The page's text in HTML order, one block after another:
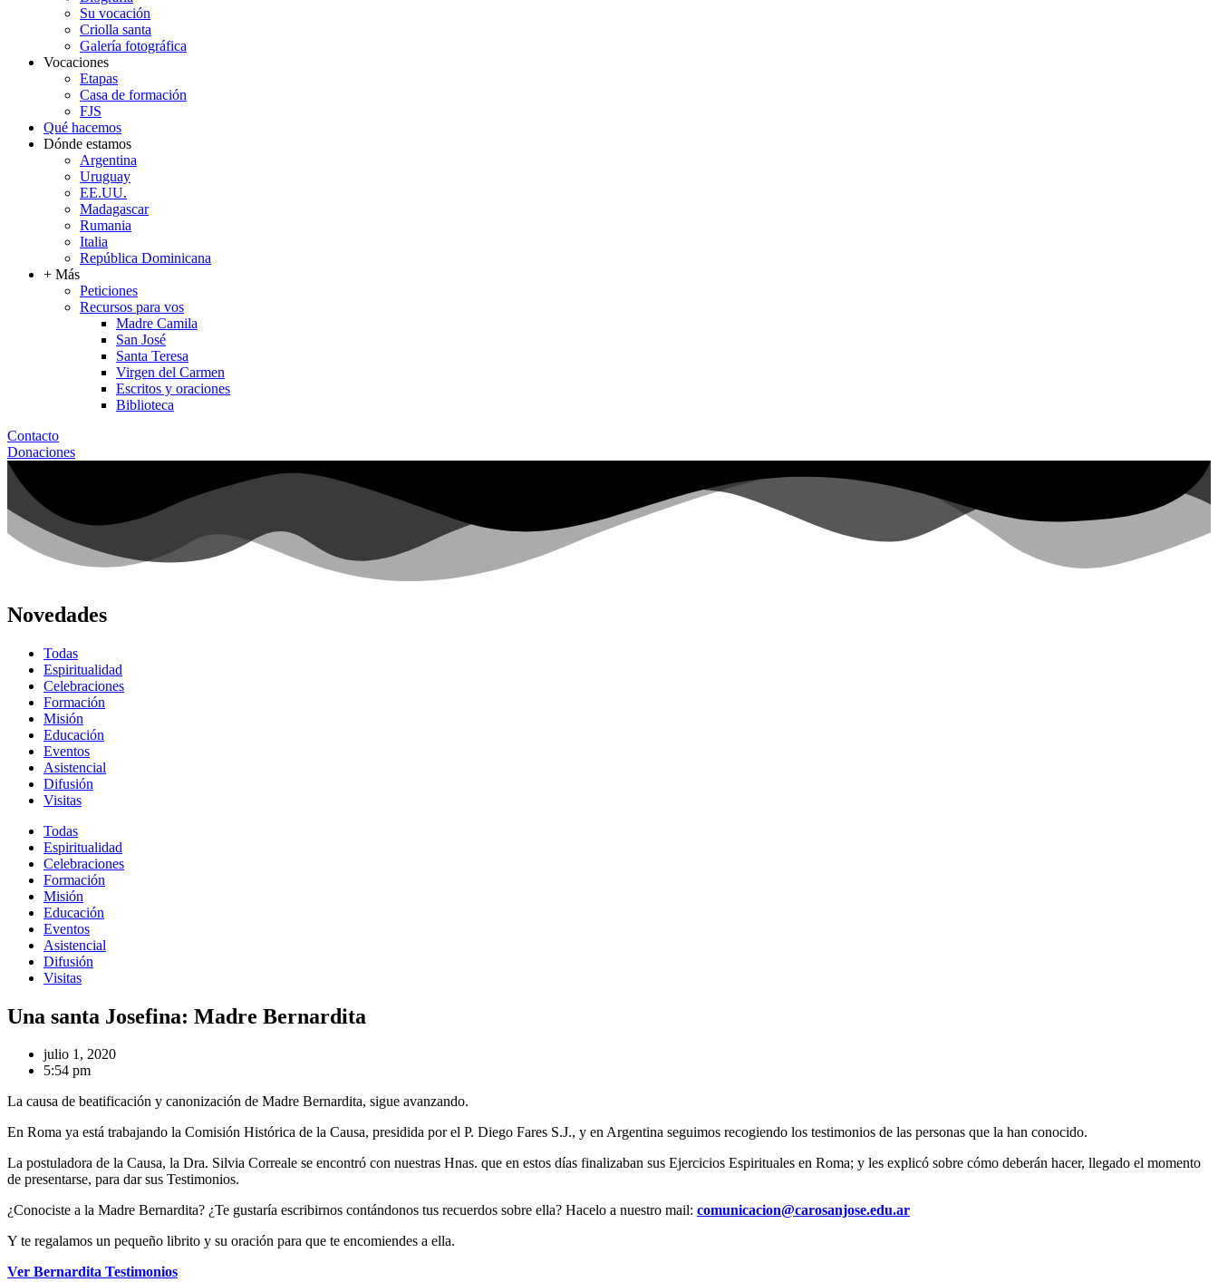
Su vocación
Criolla santa
Galería fotográfica
Vocaciones
Etapas
Casa de formación
FJS
Qué hacemos
Dónde estamos
Argentina
Uruguay
EE.UU.
Madagascar
Rumania
Italia
República Dominicana
+ Más
Peticiones
Recursos para vos
Madre Camila
San José
Santa Teresa
Virgen del Carmen
Escritos y oraciones
Biblioteca
Contacto
Donaciones
Novedades
Todas
Espiritualidad
Celebraciones
Formación
Misión
Educación
Eventos
Asistencial
Difusión
Visitas
Todas
Espiritualidad
Celebraciones
Formación
Misión
Educación
Eventos
Asistencial
Difusión
Visitas
Una santa Josefina: Madre Bernardita
julio 1, 2020
5:54 pm
La causa de beatificación y canonización de Madre Bernardita, sigue avanzando.
En Roma ya está trabajando la Comisión Histórica de la Causa, presidida por el P. Diego Fares S.J., y en Argentina seguimos recogiendo los testimonios de las personas que la han conocido.
La postuladora de la Causa, la Dra. Silvia Correale se encontró con nuestras Hnas. que en estos días finalizaban sus Ejercicios Espirituales en Roma; y les explicó sobre cómo deberán hacer, llegado el momento
de presentarse, para dar sus Testimonios.
¿Conociste a la Madre Bernardita? ¿Te gustaría escribirnos contándonos tus recuerdos sobre ella? Hacelo a nuestro mail: comunicacion@carosanjose.edu.ar
Y te regalamos un pequeño librito y su oración para que te encomiendes a ella.
Ver Bernardita Testimonios